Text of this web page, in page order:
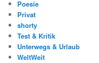
Poesie
Privat
shorty
Test & Kritik
Unterwegs & Urlaub
WeltWeit